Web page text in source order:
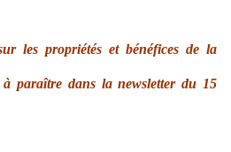
les propriétés et bénéfices de la
paraître dans la newsletter du 15